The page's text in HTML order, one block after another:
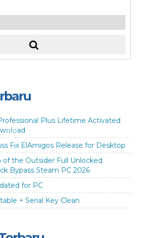
Plus Lifetime Activated
Fix ElAmigos Release for Desktop
of the Outsider Full Unlocked
Bypass Steam PC 2026
for PC
+ Serial Key Clean